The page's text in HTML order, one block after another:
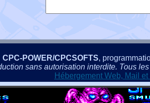
CPC-POWER/CPCSOFTS,
sans autorisation interdite. Tous
Hébergement Web, Mail